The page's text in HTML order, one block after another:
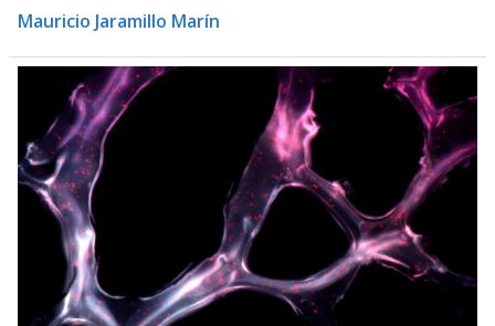
Mauricio Jaramillo Marín